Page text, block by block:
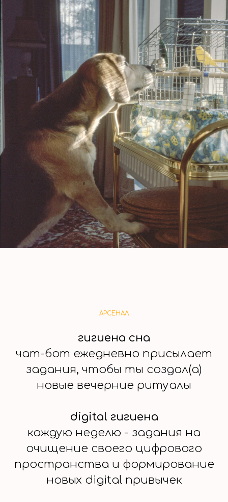
АРСЕНАЛ
гигиена сна
чат-бот ежедневно присылает
задания, чтобы ты создал(а)
новые вечерние ритуалы
digital гигиена
каждую неделю - задания на
очищение своего цифрового
пространства и формирование
новых digital привычек